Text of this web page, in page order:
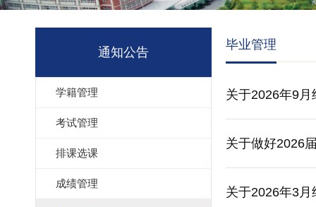
通知公告
学籍管理
考试管理
排课选课
成绩管理
毕业管理
关于2026年9
关于做好2026
关于2026年3